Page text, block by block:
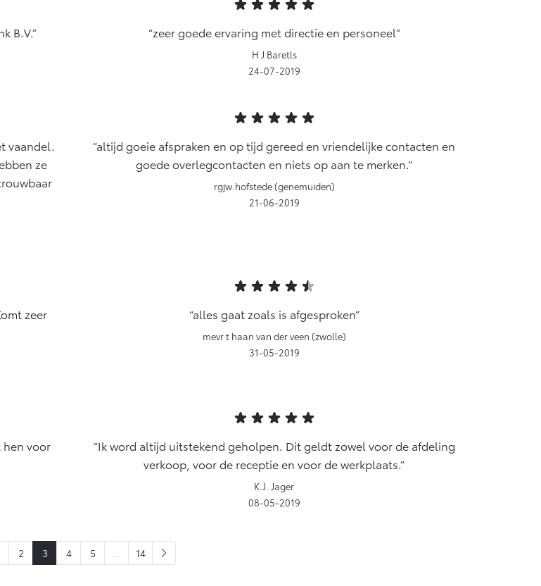
B.V. zeer goede ervaring met directie en personeel
H J Baretls
24-07-2019
vaandel.
ze
altijd goeie afspraken en op tijd gereed en vriendelijke contacten en
goede overlegcontacten en niets op aan te merken.
rgjw.hofstede (genemuiden)
21-06-2019
zeer
alles gaat zoals is afgesproken
mevr t haan van der veen (zwolle)
31-05-2019
hen voor
Ik word altijd uitstekend geholpen. Dit geldt zowel voor de afdeling
verkoop, voor de receptie en voor de werkplaats.
K.J. Jager
08-05-2019
2 3 4 5 ... 14